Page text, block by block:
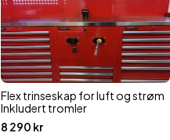
Flex trinseskap for luft og strøm
Inkludert tromler
8 290 kr